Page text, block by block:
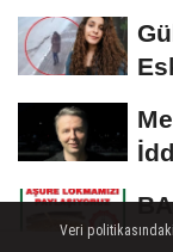
Veri